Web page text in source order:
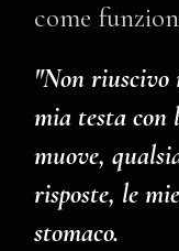
come
"Non riuscivo
mia testa
muove,
risposte, le
stomaco.